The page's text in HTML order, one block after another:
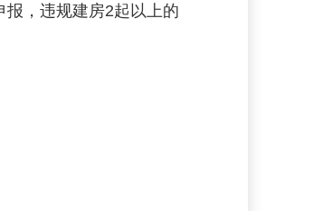
，违规建房2起以上的